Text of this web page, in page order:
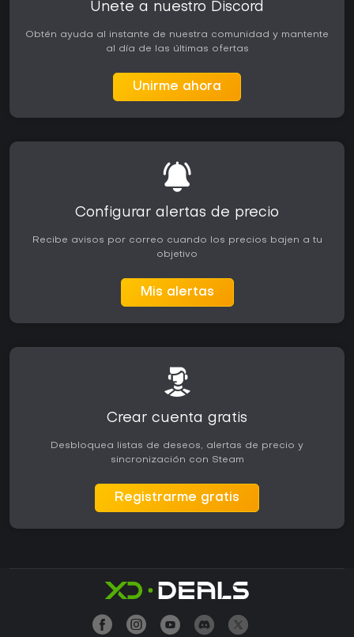
Únete a nuestro Discord
Obtén ayuda al instante de nuestra comunidad y mantente
al día de las últimas ofertas
Unirme ahora
Configurar alertas de precio
Recibe avisos por correo cuando los precios bajen a tu
objetivo
Mis alertas
Crear cuenta gratis
Desbloquea listas de deseos, alertas de precio y
sincronización con Steam
Registrarme gratis